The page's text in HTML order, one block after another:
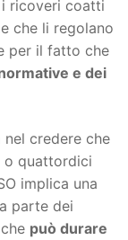
ricoveri coatti
che li regolano
per il fatto che
e dei
nel credere che
o quattordici
implica una
parte dei
può durare